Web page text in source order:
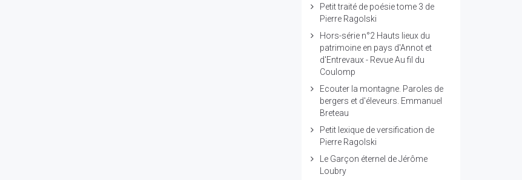
Petit traité de poésie tome 3 de
Pierre Ragolski
Hors-série n°2 Hauts lieux du
patrimoine en pays d'Annot et
d'Entrevaux - Revue Au fil du
Coulomp
Ecouter la montagne. Paroles de
bergers et d'éleveurs. Emmanuel
Breteau
Petit lexique de versification de
Pierre Ragolski
Le Garçon éternel de Jérôme
Loubry